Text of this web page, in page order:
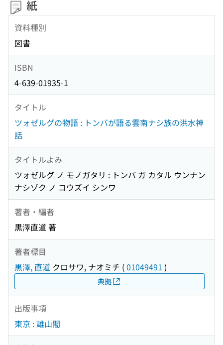
紙
資料種別
図書
ISBN
4-639-01935-1
タイトル
ツォゼルグの物語 : トンバが語る雲南ナシ族の洪水神
話
タイトルよみ
ツォゼルグ ノ モノガタリ : トンバ ガ カタル ウンナン
ナシゾク ノ コウズイ シンワ
著者・編者
黒澤直道 著
著者標目
黒澤, 直道 クロサワ, ナオミチ (01049491 )
典拠
出版事項
東京 : 雄山閣